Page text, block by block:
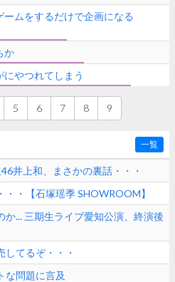
ームをするだけで企画になる
か
にやつれてしまう
5 6 7 8 9
一覧
井上和、まさかの裏話・・・
・・【石塚瑶季 SHOWROOM】
か... 三期生ライブ愛知公演、終演後
してるぞ・・・
な問題に言及